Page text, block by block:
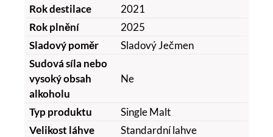
Rok destilace
2021
Rok plnění
2025
Sladový poměr
Sladový Ječmen
Sudová síla nebo
vysoký obsah
alkoholu
Ne
Typ produktu
Single Malt
Velikost láhve
Standardní lahve